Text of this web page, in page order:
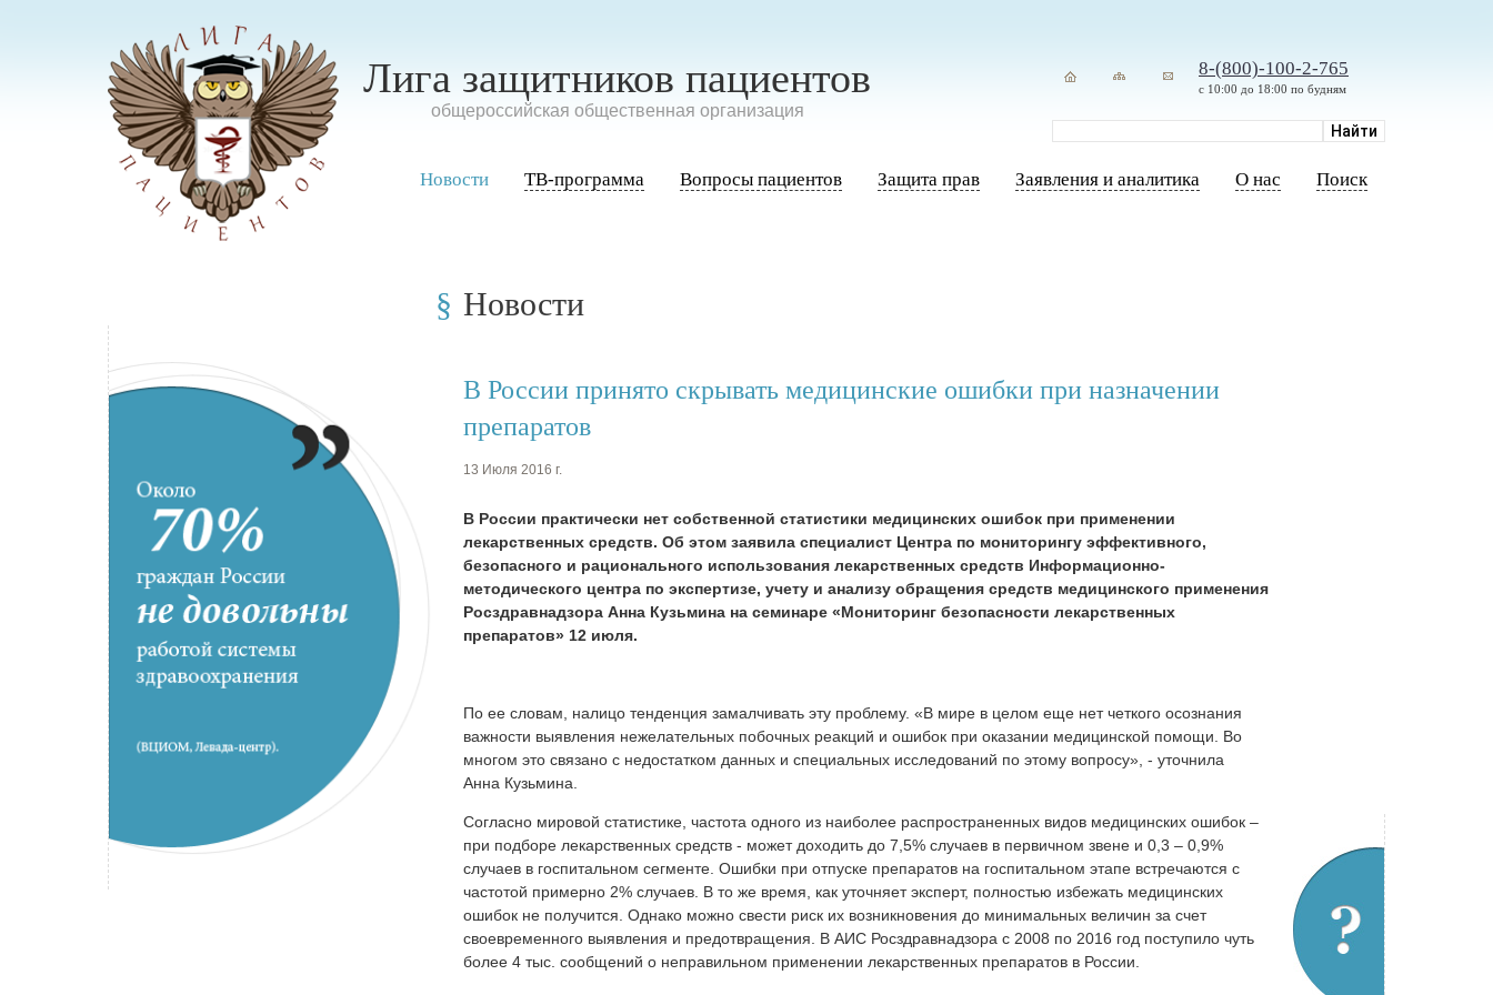
Лига защитников пациентов
oбщероссийская общественная организация
8-(800)-100-2-765
с 10:00 до 18:00 по будням
Новости ТВ-программа Вопросы пациентов Защита прав Заявления и аналитика О нас Поиск
Новости
В России принято скрывать медицинские ошибки при назначении
препаратов
13 Июля 2016 г.
В России практически нет собственной статистики медицинских ошибок при применении
лекарственных средств. Об этом заявила специалист Центра по мониторингу эффективного,
безопасного и рационального использования лекарственных средств Информационно-
методического центра по экспертизе, учету и анализу обращения средств медицинского применения
Росздравнадзора Анна Кузьмина на семинаре «Мониторинг безопасности лекарственных
препаратов» 12 июля.
По ее словам, налицо тенденция замалчивать эту проблему. «В мире в целом еще нет четкого осознания
важности выявления нежелательных побочных реакций и ошибок при оказании медицинской помощи. Во
многом это связано с недостатком данных и специальных исследований по этому вопросу», - уточнила
Анна Кузьмина.
Согласно мировой статистике, частота одного из наиболее распространенных видов медицинских ошибок –
при подборе лекарственных средств - может доходить до 7,5% случаев в первичном звене и 0,3 – 0,9%
случаев в госпитальном сегменте
.
Скопировано
с
Medvestnik.ru
. Ошибки при отпуске препаратов на госпитальном этапе встречаются с
частотой примерно 2% случаев. В то же время, как уточняет эксперт, полностью избежать медицинских
ошибок не получится. Однако можно свести риск их возникновения до минимальных величин за счет
своевременного выявления и предотвращения. В АИС Росздравнадзора с 2008 по 2016 год поступило чуть
более 4 тыс. сообщений о неправильном применении лекарственных препаратов в России.